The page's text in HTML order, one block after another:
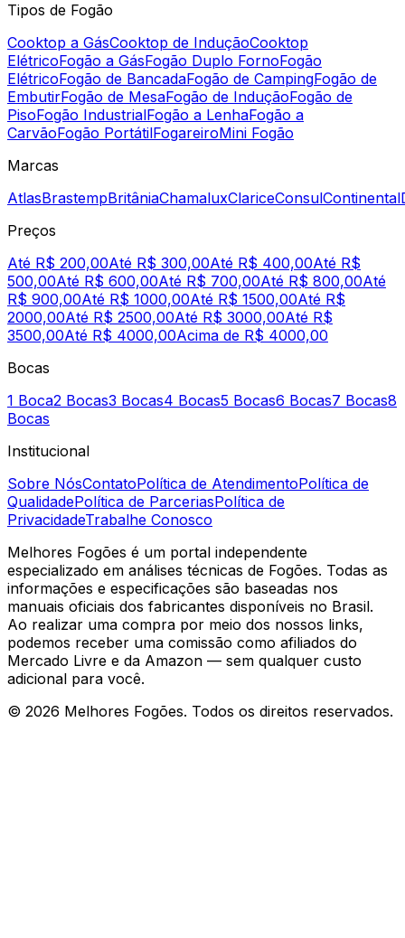
Tipos de Fogão
Cooktop a GásCooktop de InduçãoCooktop
ElétricoFogão a GásFogão Duplo FornoFogão
ElétricoFogão de BancadaFogão de CampingFogão de
EmbutirFogão de MesaFogão de InduçãoFogão de
PisoFogão IndustrialFogão a LenhaFogão a
CarvãoFogão PortátilFogareiroMini Fogão
Marcas
AtlasBrastempBritâniaChamaluxClariceConsulContinental
Preços
Até R$ 200,00Até R$ 300,00Até R$ 400,00Até R$
500,00Até R$ 600,00Até R$ 700,00Até R$ 800,00Até
R$ 900,00Até R$ 1000,00Até R$ 1500,00Até R$
2000,00Até R$ 2500,00Até R$ 3000,00Até R$
3500,00Até R$ 4000,00Acima de R$ 4000,00
Bocas
1 Boca2 Bocas3 Bocas4 Bocas5 Bocas6 Bocas7 Bocas8
Bocas
Institucional
Sobre NósContatoPolítica de AtendimentoPolítica de
QualidadePolítica de ParceriasPolítica de
PrivacidadeTrabalhe Conosco
Melhores Fogões é um portal independente
especializado em análises técnicas de Fogões. Todas as
informações e especificações são baseadas nos
manuais oficiais dos fabricantes disponíveis no Brasil.
Ao realizar uma compra por meio dos nossos links,
podemos receber uma comissão como afiliados do
Mercado Livre e da Amazon — sem qualquer custo
adicional para você.
© 2026 Melhores Fogões. Todos os direitos reservados.